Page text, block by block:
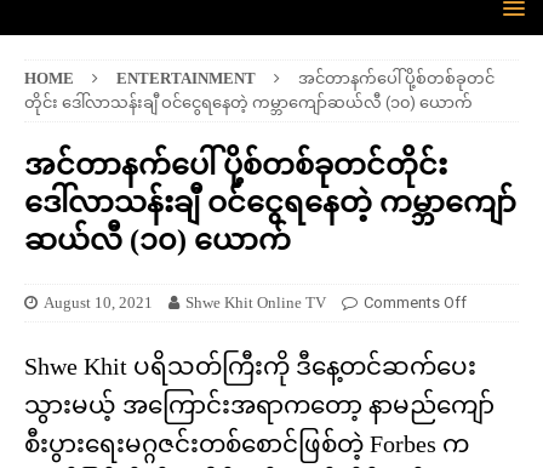
HOME ENTERTAINMENT
အင်တာနက်ပေါ် ပို့စ်တစ်ခုတင်
တိုင်း ဒေါ်လာသန်းချီ ဝင်ငွေရနေတဲ့ ကမ္ဘာကျော်ဆယ်လီ (၁၀) ယောက်
အင်တာနက်ပေါ် ပို့စ်တစ်ခုတင်တိုင်း
ဒေါ်လာသန်းချီ ဝင်ငွေရနေတဲ့ ကမ္ဘာကျော်
ဆယ်လီ (၁၀) ယောက်
August 10, 2021 Shwe Khit Online TV Comments Off
Shwe Khit ပရိသတ်ကြီးကို ဒီနေ့တင်ဆက်ပေး
သွားမယ့် အကြောင်းအရာကတော့ နာမည်ကျော်
စီးပွားရေးမဂ္ဂဇင်းတစ်စောင်ဖြစ်တဲ့ Forbes က